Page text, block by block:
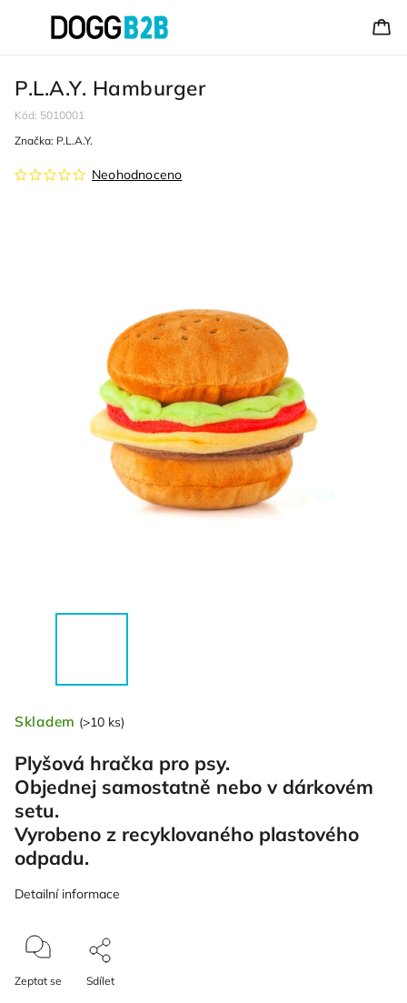
P.L.A.Y. Hamburger
Kód: 5010001
Neohodnoceno
Značka: P.L.A.Y.
Skladem (>10 ks)
Plyšová hračka pro psy.
Objednej samostatně nebo v dárkovém
setu.
Vyrobeno z recyklovaného plastového
odpadu.
Detailní informace
Zeptat se Sdílet